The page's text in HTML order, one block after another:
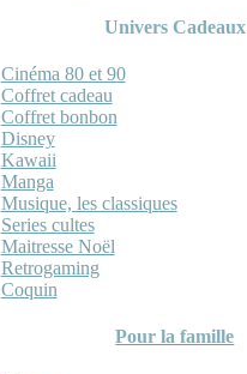
Univers Cadeaux
Cinéma 80 et 90
Coffret cadeau
Coffret bonbon
Disney
Kawaii
Manga
Musique, les classiques
Series cultes
Maitresse Noël
Retrogaming
Coquin
Pour la famille